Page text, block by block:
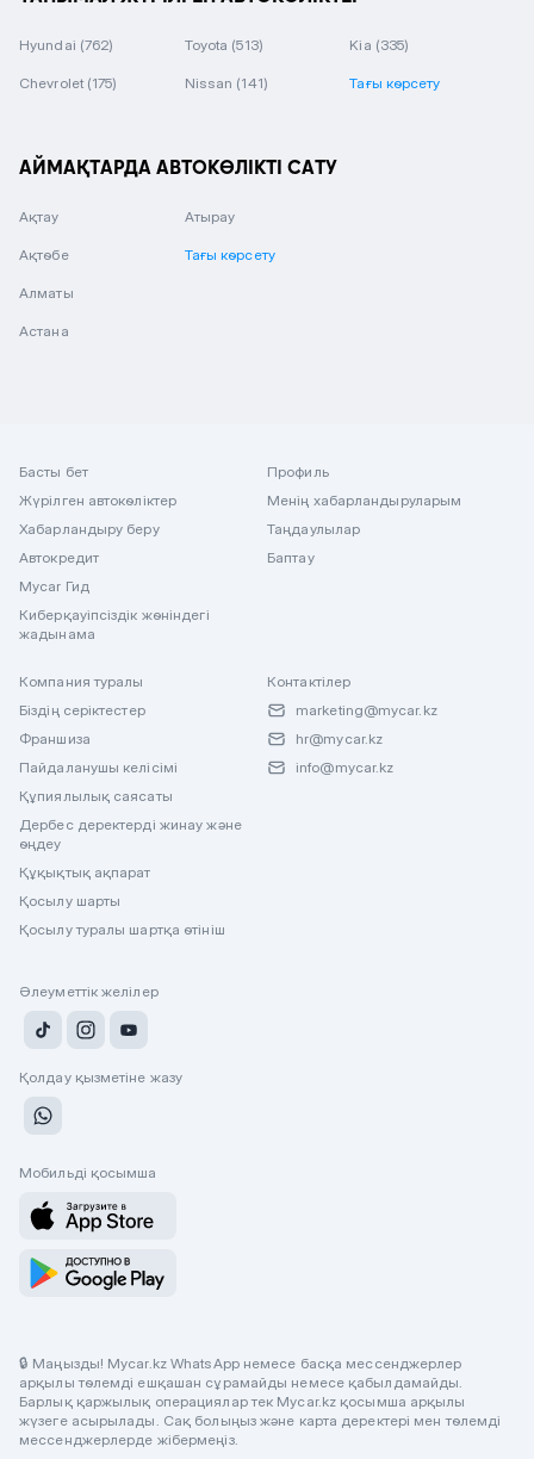
Hyundai (762) Toyota (513) Kia (335)
Chevrolet (175) Nissan (141) Тағы көрсету
АЙМАҚТАРДА АВТОКӨЛІКТІ САТУ
Ақтау
Ақтөбе
Алматы
Астана
Атырау
Тағы көрсету
Басты бет
Жүрілген автокөліктер
Хабарландыру беру
Автокредит
Mycar Гид
Киберқауіпсіздік жөніндегі
жадынама
Профиль
Менің хабарландыруларым
Таңдаулылар
Баптау
Компания туралы
Біздің серіктестер
Франшиза
Пайдаланушы келісімі
Құпиялылық саясаты
Дербес деректерді жинау және
өңдеу
Құқықтық ақпарат
Қосылу шарты
Қосылу туралы шартқа өтініш
Контактілер
marketing@mycar.kz
hr@mycar.kz
info@mycar.kz
Әлеуметтік желілер
Қолдау қызметіне жазу
Мобильді қосымша
🔒 Маңызды! Mycar.kz WhatsApp немесе басқа мессенджерлер
арқылы төлемді ешқашан сұрамайды немесе қабылдамайды.
Барлық қаржылық операциялар тек Mycar.kz қосымша арқылы
жүзеге асырылады. Сақ болыңыз және карта деректері мен төлемді
мессенджерлерде жібермеңіз.